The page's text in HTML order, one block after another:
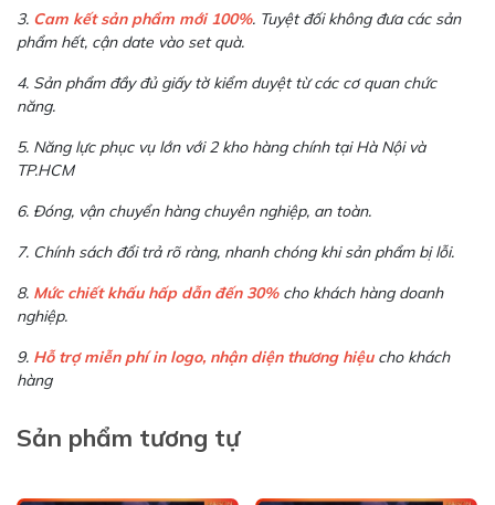
3. Cam kết sản phẩm mới 100%. Tuyệt đối không đưa các sản
phẩm hết, cận date vào set quà.
4. Sản phẩm đầy đủ giấy tờ kiểm duyệt từ các cơ quan chức
năng.
5. Năng lực phục vụ lớn với 2 kho hàng chính tại Hà Nội và
TP.HCM
6. Đóng, vận chuyển hàng chuyên nghiệp, an toàn.
7. Chính sách đổi trả rõ ràng, nhanh chóng khi sản phẩm bị lỗi.
8. Mức chiết khấu hấp dẫn đến 30%cho khách hàng doanh
nghiệp.
9. Hỗ trợ miễn phí in logo, nhận diện thương hiệucho khách
hàng
Sản phẩm tương tự